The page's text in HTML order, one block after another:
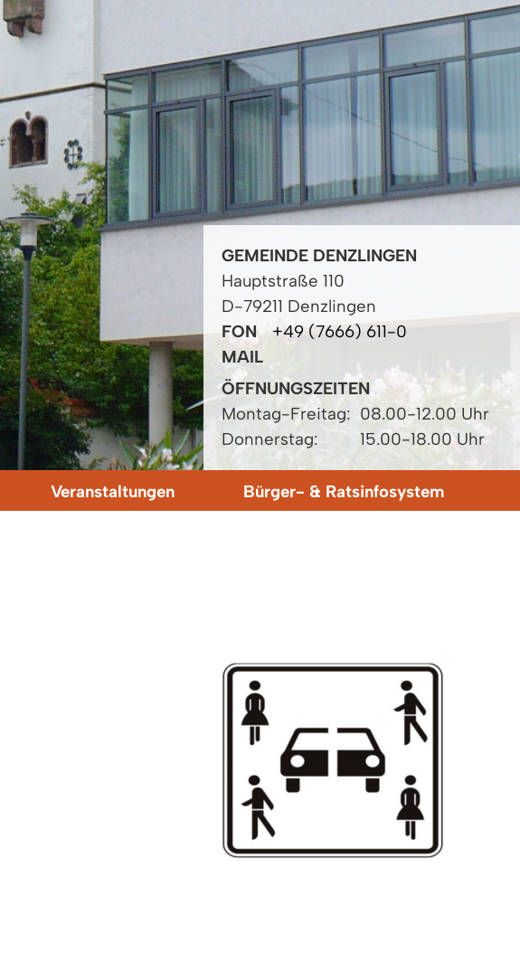
GEMEINDE DENZLINGEN
Hauptstraße 110
D-79211 Denzlingen
FON
+49 (7666) 611-0
MAIL
ÖFFNUNGSZEITEN
Montag-Freitag: 08.00-12.00 Uhr
Donnerstag:
15.00-18.00 Uhr
Veranstaltungen Bürger- & Ratsinfosystem